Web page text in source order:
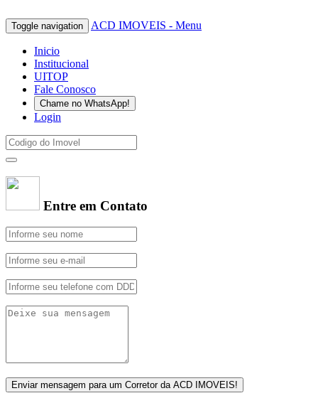
Toggle navigation ACD IMOVEIS - Menu
Inicio
Institucional
UITOP
Fale Conosco
Chame no WhatsApp!
Login
Entre em Contato
Enviar mensagem para um Corretor da ACD IMOVEIS!